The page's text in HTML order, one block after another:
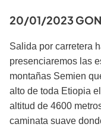
20/01/2023
Salida por carretera
presenciaremos las
montañas Semien
alto de toda Etiopia
altitud de 4600
caminata suave